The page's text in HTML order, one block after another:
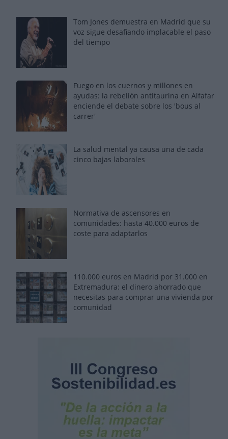
Tom Jones demuestra en Madrid que su
voz sigue desafiando implacable el paso
del tiempo
Fuego en los cuernos y millones en
ayudas: la rebelión antitaurina en Alfafar
enciende el debate sobre los 'bous al
carrer'
La salud mental ya causa una de cada
cinco bajas laborales
Normativa de ascensores en
comunidades: hasta 40.000 euros de
coste para adaptarlos
110.000 euros en Madrid por 31.000 en
Extremadura: el dinero ahorrado que
necesitas para comprar una vivienda por
comunidad